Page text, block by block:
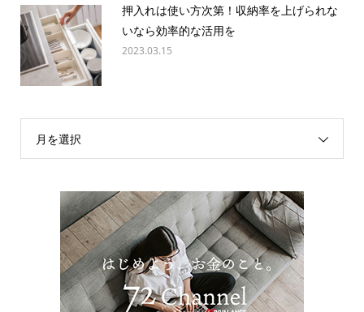
押入れは使い方次第！収納率を上げられな
いなら効率的な活用を
2023.03.15
月を選択